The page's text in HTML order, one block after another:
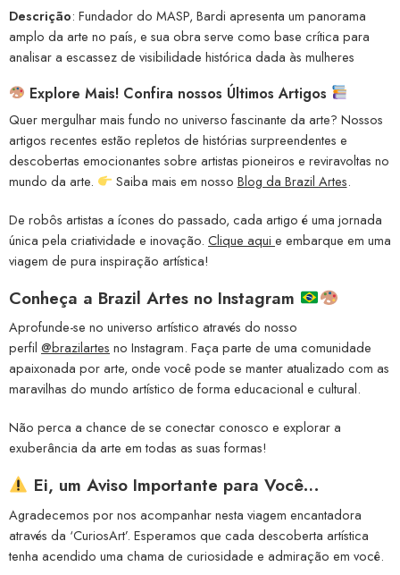
Descrição: Fundador do MASP, Bardi apresenta um panorama
amplo da arte no país, e sua obra serve como base crítica para
analisar a escassez de visibilidade histórica dada às mulheres
Explore Mais! Confira nossos Últimos Artigos
Quer mergulhar mais fundo no universo fascinante da arte? Nossos
artigos recentes estão repletos de histórias surpreendentes e
descobertas emocionantes sobre artistas pioneiros e reviravoltas no
mundo da arte.
Saiba mais em nosso Blog da Brazil Artes.
De robôs artistas a ícones do passado, cada artigo é uma jornada
única pela criatividade e inovação. Clique aqui e embarque em uma
viagem de pura inspiração artística!
Conheça a Brazil Artes no Instagram
Aprofunde-se no universo artístico através do nosso
perfil @brazilartes no Instagram. Faça parte de uma comunidade
apaixonada por arte, onde você pode se manter atualizado com as
maravilhas do mundo artístico de forma educacional e cultural.
Não perca a chance de se conectar conosco e explorar a
exuberância da arte em todas as suas formas!
Ei, um Aviso Importante para Você…
Agradecemos por nos acompanhar nesta viagem encantadora
através da ‘CuriosArt’. Esperamos que cada descoberta artística
tenha acendido uma chama de curiosidade e admiração em você.